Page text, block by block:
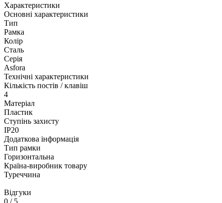
Характеристики
Основні характеристики
Тип
Рамка
Колір
Сталь
Серія
Asfora
Технічні характеристики
Кількість постів / клавіш
4
Матеріал
Пластик
Ступінь захисту
IP20
Додаткова інформація
Тип рамки
Горизонтальна
Країна-виробник товару
Туреччина
Відгуки
0 / 5